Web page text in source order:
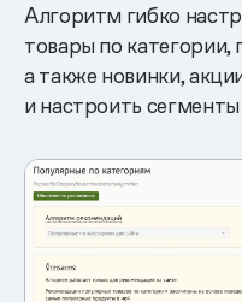
Алгоритм гибко
товары по
а также новинки,
и настроить